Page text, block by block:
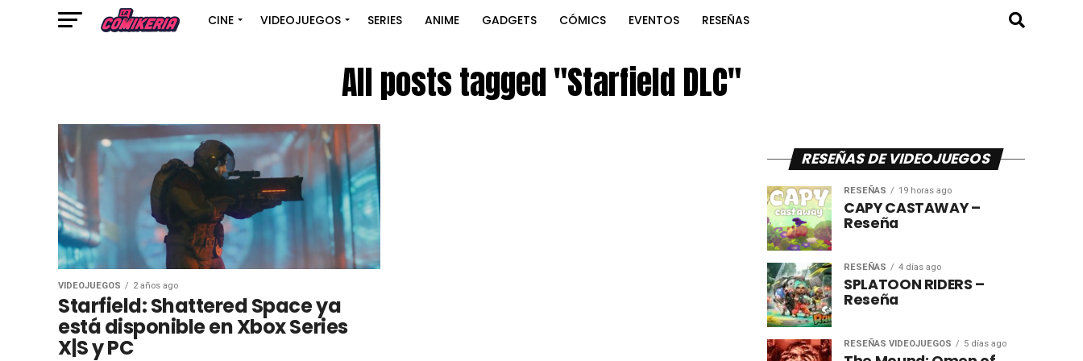
CINE VIDEOJUEGOS SERIES ANIME GADGETS CÓMICS EVENTOS RESEÑAS
All posts tagged "Starfield DLC"
VIDEOJUEGOS 2 años ago
Starfield: Shattered Space ya
está disponible en Xbox Series
X|S y PC
RESEÑAS DE VIDEOJUEGOS
RESEÑAS 19 horas ago
CAPY CASTAWAY –
Reseña
RESEÑAS 4 días ago
SPLATOON RIDERS –
Reseña
RESEÑAS VIDEOJUEGOS 5 días ago